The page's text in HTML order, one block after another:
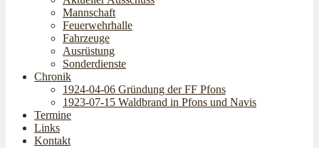
Mannschaft
Feuerwehrhalle
Fahrzeuge
Ausrüstung
Sonderdienste
Chronik
1924-04-06 Gründung der FF Pfons
1923-07-15 Waldbrand in Pfons und Navis
Termine
Links
Kontakt